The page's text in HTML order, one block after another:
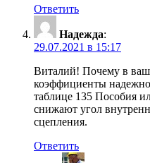
Ответить
Надежда:
29.07.2021 в 15:17
Виталий! Почему в
коэффициенты
таблице 135 Пособия
снижают угол
сцепления.
Ответить